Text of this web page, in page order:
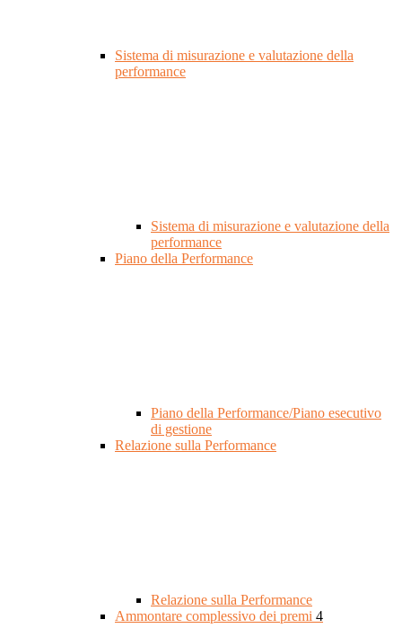
Sistema di misurazione e valutazione della
performance
Sistema di misurazione e valutazione della
performance
Piano della Performance
Piano della Performance/Piano esecutivo
di gestione
Relazione sulla Performance
Relazione sulla Performance
Ammontare complessivo dei premi 4